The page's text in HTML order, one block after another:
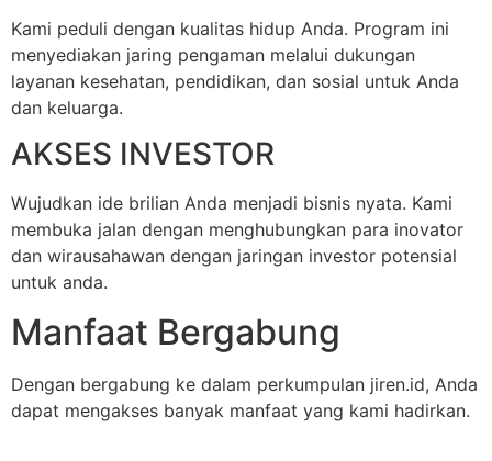
Kami peduli dengan kualitas hidup Anda. Program ini
menyediakan jaring pengaman melalui dukungan
layanan kesehatan, pendidikan, dan sosial untuk Anda
dan keluarga.
AKSES INVESTOR
Wujudkan ide brilian Anda menjadi bisnis nyata. Kami
membuka jalan dengan menghubungkan para inovator
dan wirausahawan dengan jaringan investor potensial
untuk anda.
Manfaat Bergabung
Dengan bergabung ke dalam perkumpulan jiren.id, Anda
dapat mengakses banyak manfaat yang kami hadirkan.